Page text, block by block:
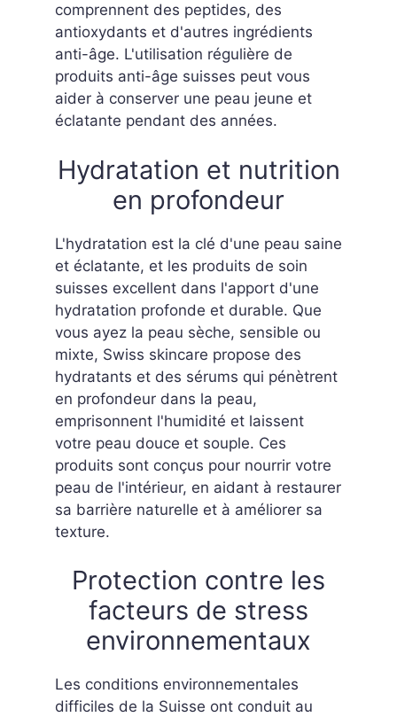
comprennent des peptides, des
antioxydants et d'autres ingrédients
anti-âge. L'utilisation régulière de
produits anti-âge suisses peut vous
aider à conserver une peau jeune et
éclatante pendant des années.
Hydratation et nutrition
en profondeur
L'hydratation est la clé d'une peau saine
et éclatante, et les produits de soin
suisses excellent dans l'apport d'une
hydratation profonde et durable. Que
vous ayez la peau sèche, sensible ou
mixte, Swiss skincare propose des
hydratants et des sérums qui pénètrent
en profondeur dans la peau,
emprisonnent l'humidité et laissent
votre peau douce et souple. Ces
produits sont conçus pour nourrir votre
peau de l'intérieur, en aidant à restaurer
sa barrière naturelle et à améliorer sa
texture.
Protection contre les
facteurs de stress
environnementaux
Les conditions environnementales
difficiles de la Suisse ont conduit au